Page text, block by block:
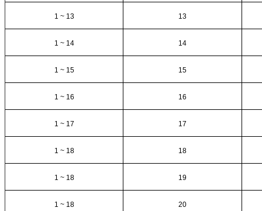
1 ~ 13 13
1 ~ 14 14
1 ~ 15 15
1 ~ 16 16
1 ~ 17 17
1 ~ 18 18
1 ~ 18 19
1 ~ 18 20